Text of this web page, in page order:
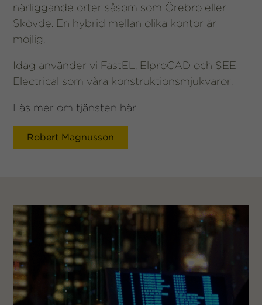
närliggande orter såsom som Örebro eller
Skövde. En hybrid mellan olika kontor är
möjlig.
Idag använder vi FastEL, ElproCAD och SEE
Electrical som våra konstruktionsmjukvaror.
Läs mer om tjänsten här
Robert Magnusson